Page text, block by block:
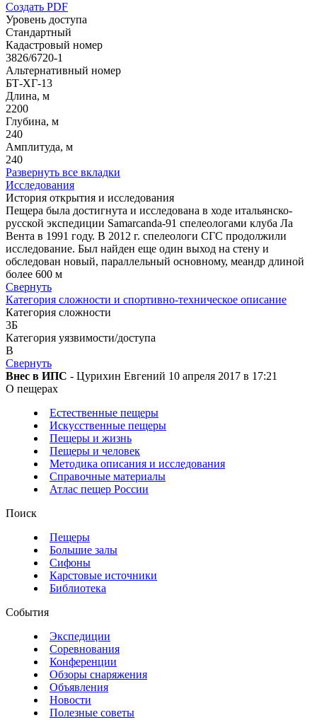
Создать PDF
Уровень доступа
Стандартный
Кадастровый номер
3826/6720-1
Альтернативный номер
БТ-ХГ-13
Длина, м
2200
Глубина, м
240
Амплитуда, м
240
Развернуть все вкладки
Исследования
История открытия и исследования
Пещера была достигнута и исследована в ходе итальянско-
русской экспедиции Samarcanda-91 спелеологами клуба Ла
Вента в 1991 году. В 2012 г. спелеологи СГС продолжили
исследование. Был найден еще один выход на стену и
обследован новый, параллельный основному, меандр длиной
более 600 м
Свернуть
Категория сложности и спортивно-техническое описание
Категория сложности
3Б
Категория уязвимости/доступа
B
Свернуть
Внес в ИПС - Цурихин Евгений 10 апреля 2017 в 17:21
О пещерах
Естественные пещеры
Искусственные пещеры
Пещеры и жизнь
Пещеры и человек
Методика описания и исследования
Справочные материалы
Атлас пещер России
Поиск
Пещеры
Большие залы
Сифоны
Карстовые источники
Библиотека
События
Экспедиции
Соревнования
Конференции
Обзоры снаряжения
Объявления
Новости
Полезные советы